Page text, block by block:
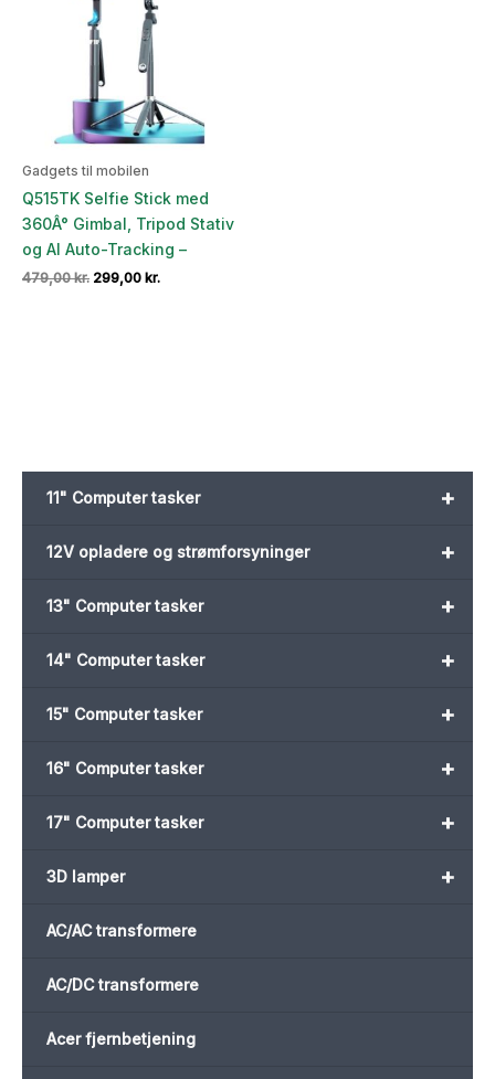
+
11" Computer tasker
+
12V opladere og strømforsyninger
+
13" Computer tasker
+
14" Computer tasker
+
15" Computer tasker
+
16" Computer tasker
+
17" Computer tasker
+
3D lamper
AC/AC transformere
AC/DC transformere
Acer fjernbetjening
Gadgets til mobilen
Q515TK Selfie Stick med
360Â° Gimbal, Tripod Stativ
og AI Auto-Tracking –
479,00kr. Den
299,00 kr.Den